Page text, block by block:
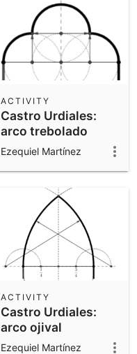
Castro Urdiales:
arco trebolado
ACTIVITY
Ezequiel Martínez
Castro Urdiales:
arco ojival
lancetado
ACTIVITY
Ezequiel Martínez